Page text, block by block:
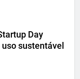
Day
sustentável